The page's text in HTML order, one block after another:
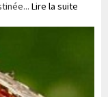
Lire la suite